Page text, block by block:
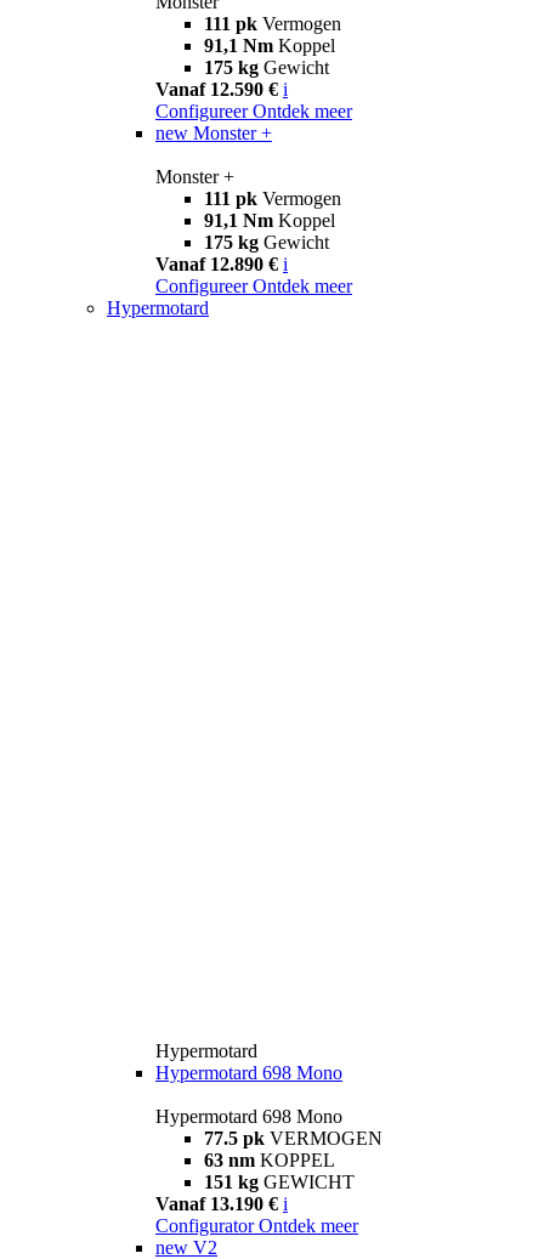
111 pk Vermogen
91,1 Nm Koppel
175 kg Gewicht
Vanaf 12.590 € i
Configureer Ontdek meer
new Monster +
Monster +
111 pk Vermogen
91,1 Nm Koppel
175 kg Gewicht
Vanaf 12.890 € i
Configureer Ontdek meer
Hypermotard
Hypermotard
Hypermotard 698 Mono
Hypermotard 698 Mono
77.5 pk VERMOGEN
63 nm KOPPEL
151 kg GEWICHT
Vanaf 13.190 € i
Configurator Ontdek meer
new V2